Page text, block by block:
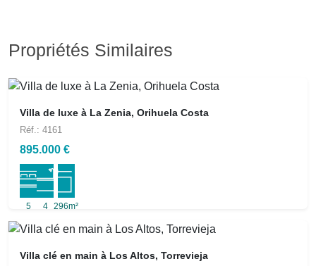
Propriétés Similaires
Villa de luxe à La Zenia, Orihuela Costa
Réf.: 4161
895.000 €
5 4 296m²
Villa clé en main à Los Altos, Torrevieja